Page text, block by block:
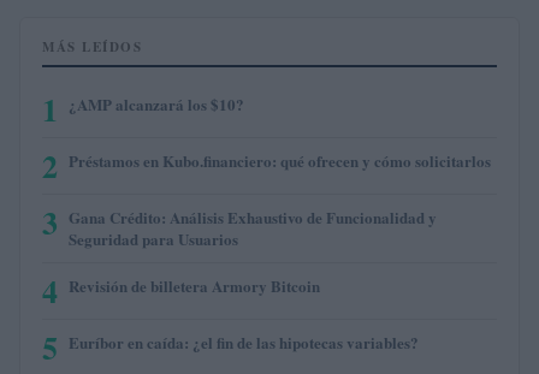
MÁS LEÍDOS
1 ¿AMP alcanzará los $10?
2 Préstamos en Kubo.financiero: qué ofrecen y cómo solicitarlos
3 Gana Crédito: Análisis Exhaustivo de Funcionalidad y
Seguridad para Usuarios
4 Revisión de billetera Armory Bitcoin
5 Euríbor en caída: ¿el fin de las hipotecas variables?